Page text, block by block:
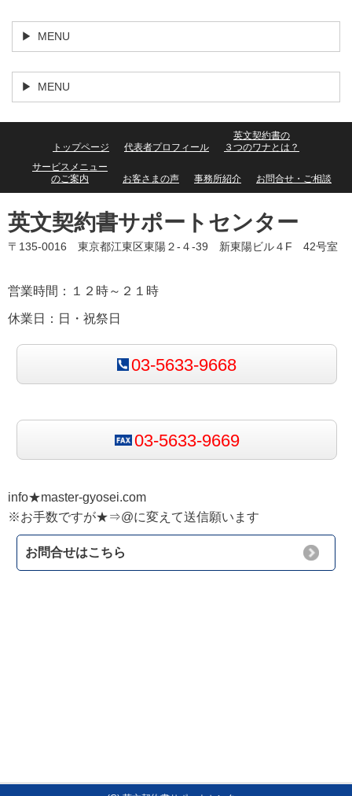
MENU
MENU
トップページ 代表者プロフィール
英文契約書の
３つのワナとは？
サービスメニュー
のご案内
お客さまの声 事務所紹介 お問合せ・ご相談
英文契約書サポートセンター
〒135-0016 東京都江東区東陽２-４-39 新東陽ビル４F 42号室
営業時間：１２時～２１時
休業日：日・祝祭日
03-5633-9668
03-5633-9669
info★master-gyosei.com
※お手数ですが★⇒@に変えて送信願います
お問合せはこちら